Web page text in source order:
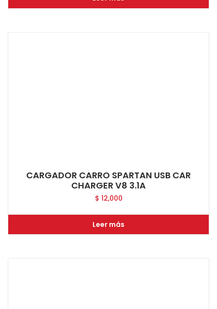
CARGADOR CARRO SPARTAN USB CAR
CHARGER V8 3.1A
$ 12,000
Leer más